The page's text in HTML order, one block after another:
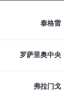
泰格雷
罗萨里奥中央
弗拉门戈